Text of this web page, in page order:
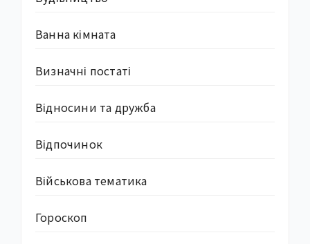
Ванна кімната
Визначні постаті
Відносини та дружба
Відпочинок
Військова тематика
Гороскоп